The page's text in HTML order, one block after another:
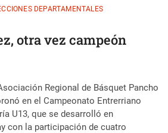
DEPARTAMENTALES
otra vez campeón
Regional de Básquet Pancho
en el Campeonato Entrerriano
U13, que se desarrolló en
con la participación de cuatro